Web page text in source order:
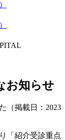
お知らせ
（掲載日：2023
「紹介受診重点